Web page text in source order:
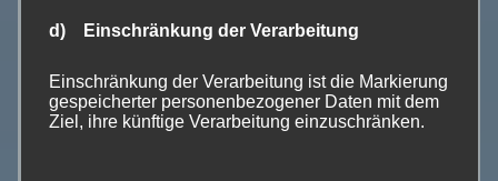
Bundesländern tendenziell heimatlos. Landschaften
Einwohner durch die Identifizierung mit ihren
erkennbaren Strukturen und die Erholung in der Natur.
d) Einschränkung der Verarbeitung
Einschränkung der Verarbeitung ist die Markierung
gespeicherter personenbezogener Daten mit dem
Ziel, ihre künftige Verarbeitung einzuschränken.